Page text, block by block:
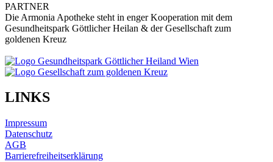
PARTNER
Die Armonia Apotheke steht in enger Kooperation mit dem
Gesundheitspark Göttlicher Heilan & der Gesellschaft zum
goldenen Kreuz
LINKS
Impressum
Datenschutz
AGB
Barrierefreiheitserklärung